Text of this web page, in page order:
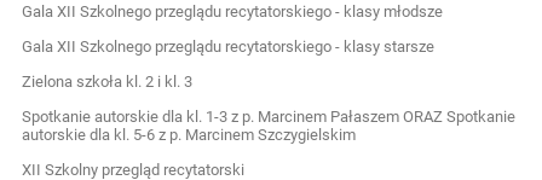
Gala XII Szkolnego przeglądu recytatorskiego - klasy młodsze
Gala XII Szkolnego przeglądu recytatorskiego - klasy starsze
Zielona szkoła kl. 2 i kl. 3
Spotkanie autorskie dla kl. 1-3 z p. Marcinem Pałaszem ORAZ Spotkanie
autorskie dla kl. 5-6 z p. Marcinem Szczygielskim
XII Szkolny przegląd recytatorski